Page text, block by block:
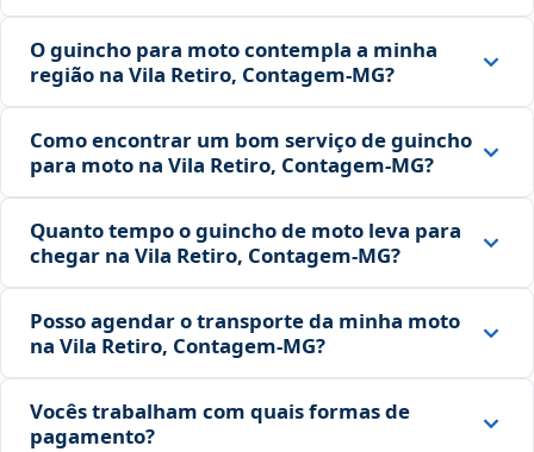
O guincho para moto contempla a minha
região na Vila Retiro, Contagem‑MG?
Como encontrar um bom serviço de guincho
para moto na Vila Retiro, Contagem‑MG?
Quanto tempo o guincho de moto leva para
chegar na Vila Retiro, Contagem‑MG?
Posso agendar o transporte da minha moto
na Vila Retiro, Contagem‑MG?
Vocês trabalham com quais formas de
pagamento?